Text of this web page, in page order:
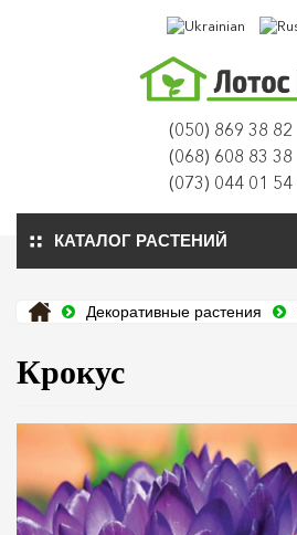
(050) 869 38 82
(068) 608 83 38
(073) 044 01 54
КАТАЛОГ РАСТЕНИЙ
Декоративные растения
Крокус